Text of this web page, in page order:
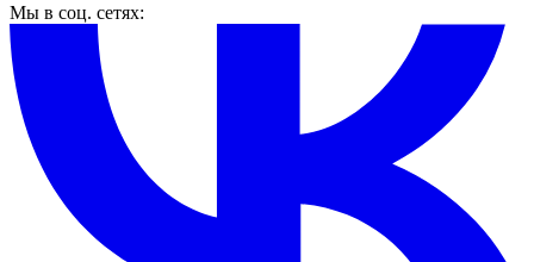
Мы в соц. сетях: